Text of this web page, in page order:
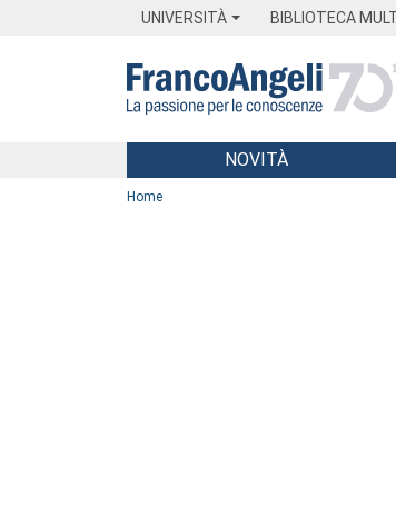
UNIVERSITÀ BIBLIOTECA
Menu
NOVITÀ
Home